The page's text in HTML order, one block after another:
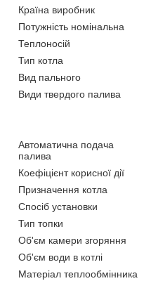
Країна виробник
Потужність номінальна
Теплоносій
Тип котла
Вид пального
Види твердого палива
Автоматична подача
палива
Коефіцієнт корисної дії
Призначення котла
Спосіб установки
Тип топки
Об'єм камери згоряння
Об'єм води в котлі
Матеріал теплообмінника